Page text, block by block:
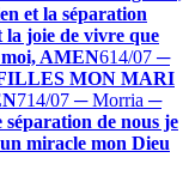
et la séparation
la joie de vivre que
AMEN614/07 ─
MON MARI
714/07 ─ Morria ─
de nous je
miracle mon Dieu